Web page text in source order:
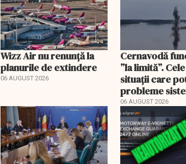
Wizz Air nu renunță la
planurile de extindere
06 AUGUST 2026
Cernavodă
”la limită”.
situații care
probleme
energetic
06 AUGUST 2026